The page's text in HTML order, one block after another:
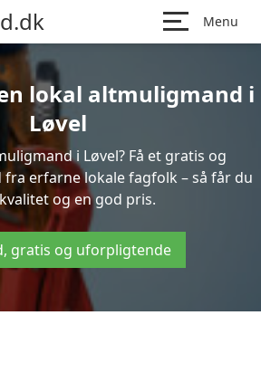
Menu
lokal altmuligmand i
Løvel
i Løvel? Få et gratis og
erfarne lokale fagfolk – så får du
og en god pris.
gratis og uforpligtende